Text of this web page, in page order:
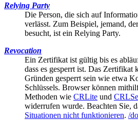
Relying Party
Die Person, die sich auf
verlässt. Zum Beispiel, jemand,
besucht, ist ein Relying Party.
Revocation
Ein Zertifikat ist gültig bis es
dass es gesperrt ist. Das Zertifikat
Gründen gesperrt sein wie etwa
Schlüssels. Browser können
Methoden wie CRLite und
widerrufen wurde. Beachten Sie,
Situationen nicht funktionieren. /